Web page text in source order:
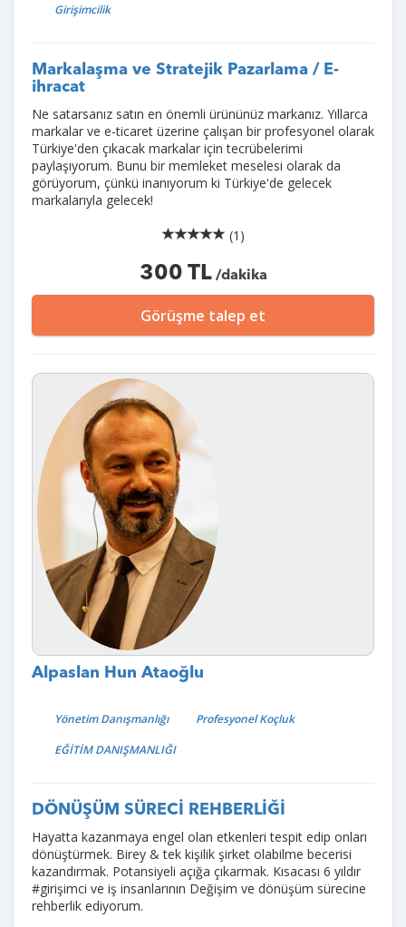
Girişimcilik
Markalaşma ve Stratejik Pazarlama / E-
ihracat
Ne satarsanız satın en önemli ürününüz markanız. Yıllarca
markalar ve e-ticaret üzerine çalışan bir profesyonel olarak
Türkiye'den çıkacak markalar için tecrübelerimi
paylaşıyorum. Bunu bir memleket meselesi olarak da
görüyorum, çünkü inanıyorum ki Türkiye'de gelecek
markalarıyla gelecek!
(1)
300 TL/dakika
Görüşme talep et
Alpaslan Hun Ataoğlu
Yönetim Danışmanlığı
Profesyonel Koçluk
EĞİTİM DANIŞMANLIĞI
DÖNÜŞÜM SÜRECİ REHBERLİĞİ
Hayatta kazanmaya engel olan etkenleri tespit edip onları
dönüştürmek. Birey & tek kişilik şirket olabilme becerisi
kazandırmak. Potansiyeli açığa çıkarmak. Kısacası 6 yıldır
#girişimci ve iş insanlarının Değişim ve dönüşüm sürecine
rehberlik ediyorum.